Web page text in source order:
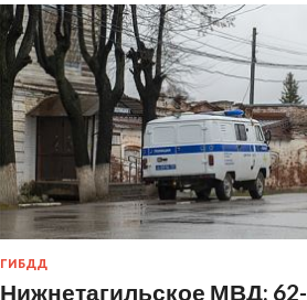
ГИБДД
Нижнетагильское МВД: 62-